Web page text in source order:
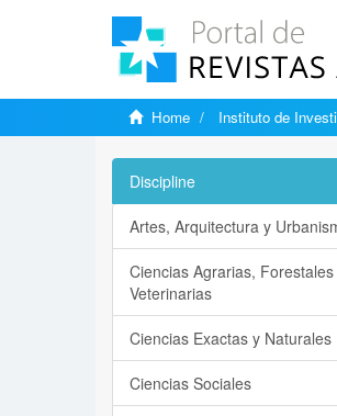
Home Instituto de
Discipline
Artes, Arquitectura y
Ciencias Agrarias,
Veterinarias
Ciencias Exactas y Naturales
Ciencias Sociales